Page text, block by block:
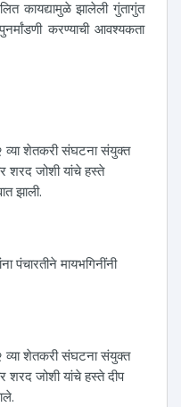
कायद्यामुळे झालेली गुंतागुंत
पुनर्मांडणी करण्याची आवश्यकता
व्या शेतकरी संघटना संयुक्त
शरद जोशी यांचे हस्ते
झाली.
मायभगिनींनी
व्या शेतकरी संघटना संयुक्त
जोशी यांचे हस्ते दीप